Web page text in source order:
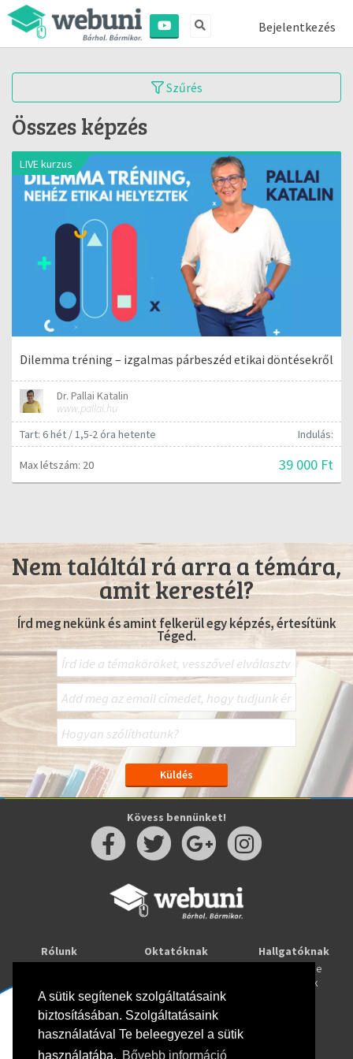
A sütik segítenek szolgáltatásaink
biztosításában. Szolgáltatásaink
használatával Te beleegyezel a sütik
használatába. Bővebb információ
Bejelentkezés
Szűrés
Összes képzés
LIVE kurzus
Dilemma tréning – izgalmas párbeszéd etikai döntésekről
Dr. Pallai Katalin
www.pallai.hu
Tart: 6 hét / 1,5-2 óra hetente
Indulás:
Max létszám: 20 39 000 Ft
Nem találtál rá arra a témára,
amit kerestél?
Írd meg nekünk és amint felkerül egy képzés, értesítünk
Téged.
Kövess bennünket!
Rólunk
Oktatóknak
Webuni Stúdió
Hallgatóknak
Tanulj online
Képzések
Info
Adatkezelési tájékoztató
ÁSZF